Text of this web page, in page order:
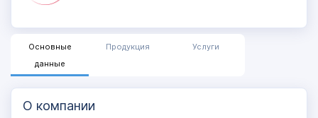
Основные
данные
Продукция Услуги
О компании